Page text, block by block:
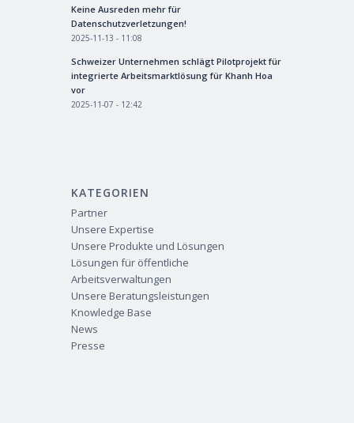
Keine Ausreden mehr für
Datenschutzverletzungen!
2025-11-13 - 11:08
Schweizer Unternehmen schlägt Pilotprojekt für
integrierte Arbeitsmarktlösung für Khanh Hoa
vor
2025-11-07 - 12:42
KATEGORIEN
Partner
Unsere Expertise
Unsere Produkte und Lösungen
Lösungen für öffentliche
Arbeitsverwaltungen
Unsere Beratungsleistungen
Knowledge Base
News
Presse